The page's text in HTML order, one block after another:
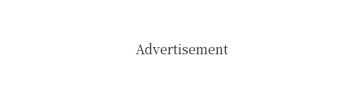
Advertisement